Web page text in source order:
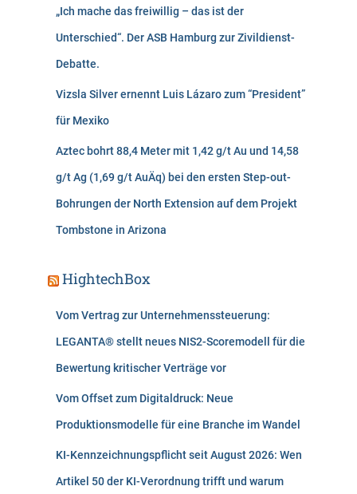
„Ich mache das freiwillig – das ist der
Unterschied“. Der ASB Hamburg zur Zivildienst-
Debatte.
Vizsla Silver ernennt Luis Lázaro zum “President”
für Mexiko
Aztec bohrt 88,4 Meter mit 1,42 g/t Au und 14,58
g/t Ag (1,69 g/t AuÄq) bei den ersten Step-out-
Bohrungen der North Extension auf dem Projekt
Tombstone in Arizona
HightechBox
Vom Vertrag zur Unternehmenssteuerung:
LEGANTA® stellt neues NIS2-Scoremodell für die
Bewertung kritischer Verträge vor
Vom Offset zum Digitaldruck: Neue
Produktionsmodelle für eine Branche im Wandel
KI-Kennzeichnungspflicht seit August 2026: Wen
Artikel 50 der KI-Verordnung trifft und warum